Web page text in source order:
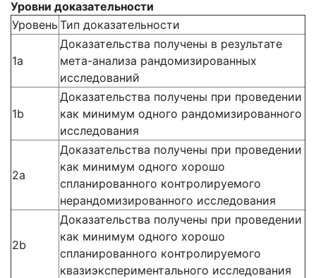
Уровни доказательности
Уровень Тип доказательности
1a
Доказательства получены в результате
мета-анализа рандомизированных
исследований
1b
Доказательства получены при проведении
как минимум одного рандомизированного
исследования
2a
Доказательства получены при проведении
как минимум одного хорошо
спланированного контролируемого
нерандомизированного исследования
2b
Доказательства получены при проведении
как минимум одного хорошо
спланированного контролируемого
квазиэкспериментального исследования